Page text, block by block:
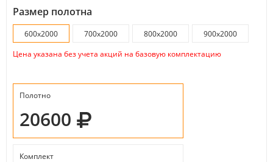
Размер полотна
600x2000 700x2000 800x2000
900x2000
Цена указана без учета акций на базовую комплектацию
Полотно
20600
Комплект